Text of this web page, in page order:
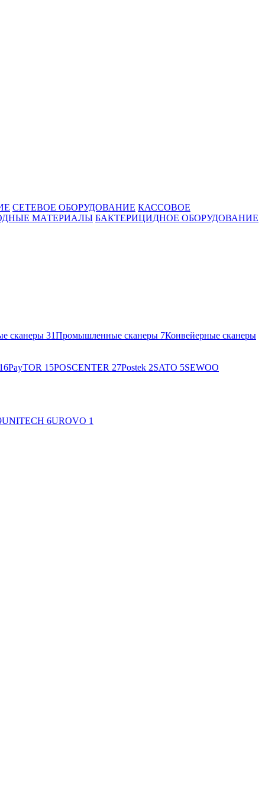
СЕТЕВОЕ ОБОРУДОВАНИЕ КАССОВОЕ
МАТЕРИАЛЫ БАКТЕРИЦИДНОЕ ОБОРУДОВАНИЕ
сканеры 31Промышленные сканеры 7Конвейерные сканеры
16PayTOR 15POSCENTER 27Postek 2SATO 5SEWOO
UNITECH 6UROVO 1